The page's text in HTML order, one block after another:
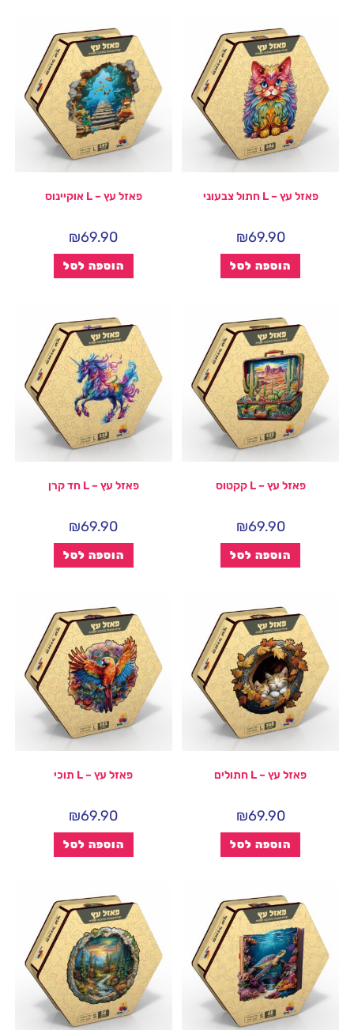
פאזל עץ – L חתול צבעוני
₪69.90
הוספה לסל
פאזל עץ – L אוקיינוס
₪69.90
הוספה לסל
פאזל עץ – L קקטוס
₪69.90
הוספה לסל
פאזל עץ – L חד קרן
₪69.90
הוספה לסל
פאזל עץ – L חתולים
₪69.90
הוספה לסל
פאזל עץ – L תוכי
₪69.90
הוספה לסל